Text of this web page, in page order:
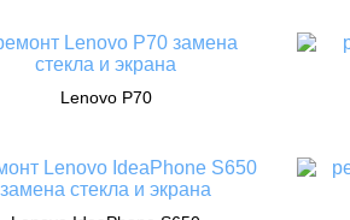
Lenovo P70